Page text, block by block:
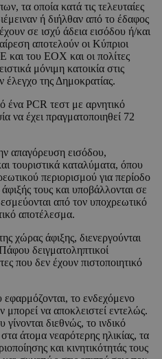
τα οποία κατά τις τελευταίες
ή διήλθαν από το έδαφος
σε ισχύ άδεια εισόδου ή/και
αποτελούν οι Κύπριοι
και του ΕΟΧ και οι πολίτες
μόνιμη κατοικία στις
έλεγχο της Δημοκρατίας.
ένα PCR τεστ με αρνητικό
να έχει πραγματοποιηθεί 72
απαγόρευση εισόδου,
τουριστικά καταλύματα, όπου
περιορισμού για περίοδο
τους και υποβάλλονται σε
από τον υποχρεωτικό
αποτέλεσμα.
χώρας άφιξης, διενεργούνται
δειγματοληπτικοί
που δεν έχουν πιστοποιητικό
το ενδεχόμενο
να αποκλειστεί εντελώς.
διεθνώς, το ινδικό
άτομα νεαρότερης ηλικίας, τα
και κινητικότητάς τους